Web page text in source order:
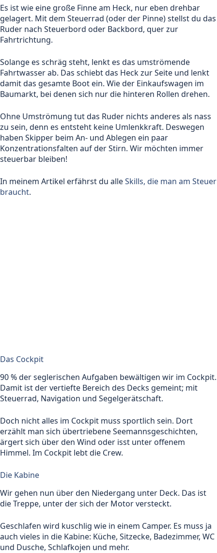
Es ist wie eine große Finne am Heck, nur eben drehbar
gelagert. Mit dem Steuerrad (oder der Pinne) stellst du das
Ruder nach Steuerbord oder Backbord, quer zur
Fahrtrichtung.
Solange es schräg steht, lenkt es das umströmende
Fahrtwasser ab. Das schiebt das Heck zur Seite und lenkt
damit das gesamte Boot ein. Wie der Einkaufswagen im
Baumarkt, bei denen sich nur die hinteren Rollen drehen.
Ohne Umströmung tut das Ruder nichts anderes als nass
zu sein, denn es entsteht keine Umlenkkraft. Deswegen
haben Skipper beim An- und Ablegen ein paar
Konzentrationsfalten auf der Stirn. Wir möchten immer
steuerbar bleiben!
In meinem Artikel erfährst du alleSkills, die man am Steuer
braucht.
Das Cockpit
90 % der seglerischen Aufgaben bewältigen wir im Cockpit.
Damit ist der vertiefte Bereich des Decks gemeint; mit
Steuerrad, Navigation und Segelgerätschaft.
Doch nicht alles im Cockpit muss sportlich sein. Dort
erzählt man sich übertriebene Seemannsgeschichten,
ärgert sich über den Wind oder isst unter offenem
Himmel. Im Cockpit lebt die Crew.
Die Kabine
Wir gehen nun über den Niedergang unter Deck. Das ist
die Treppe, unter der sich der Motor versteckt.
Geschlafen wird kuschlig wie in einem Camper. Es muss ja
auch vieles in die Kabine: Küche, Sitzecke, Badezimmer, WC
und Dusche, Schlafkojen und mehr.